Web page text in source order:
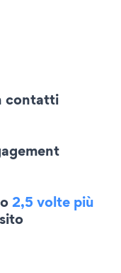
contatti
2,5 volte più